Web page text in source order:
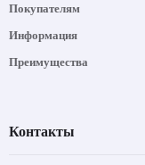
Покупателям
Информация
Преимущества
Контакты